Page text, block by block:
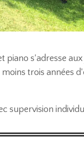
piano s'adresse aux
trois années
supervision